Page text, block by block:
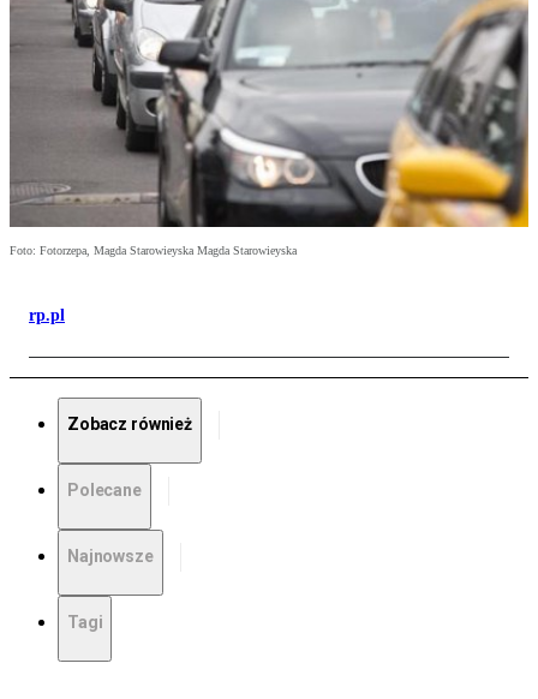
Foto: Fotorzepa, Magda Starowieyska Magda Starowieyska
rp.pl
Zobacz również
Polecane
Najnowsze
Tagi